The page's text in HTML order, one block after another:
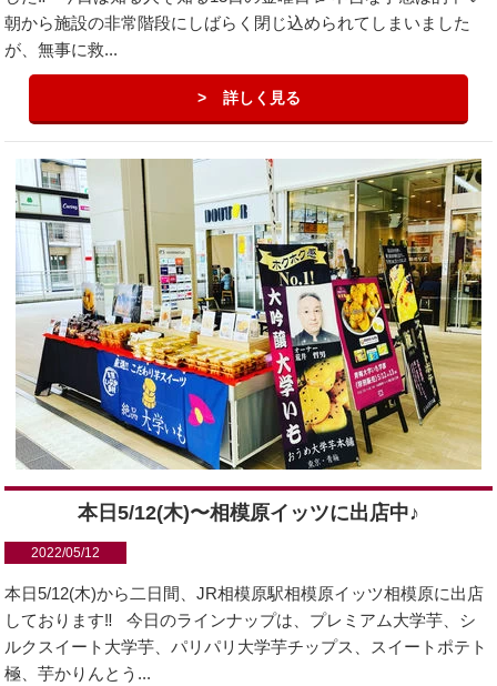
朝から施設の非常階段にしばらく閉じ込められてしまいました
が、無事に救...
詳しく見る
本日5/12(木)〜相模原イッツに出店中♪
2022/05/12
本日5/12(木)から二日間、JR相模原駅相模原イッツ相模原に出店
しております‼️ 今日のラインナップは、プレミアム大学芋、シ
ルクスイート大学芋、パリパリ大学芋チップス、スイートポテト
極、芋かりんとう...